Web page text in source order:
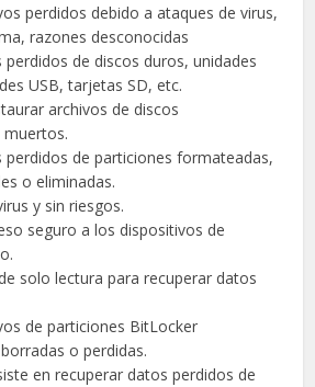
perdidos debido a ataques de virus,
razones desconocidas
perdidos de discos duros, unidades
USB, tarjetas SD, etc.
archivos de discos
perdidos de particiones formateadas,
o eliminadas.
y sin riesgos.
seguro a los dispositivos de
solo lectura para recuperar datos
de particiones BitLocker
o perdidas.
en recuperar datos perdidos de